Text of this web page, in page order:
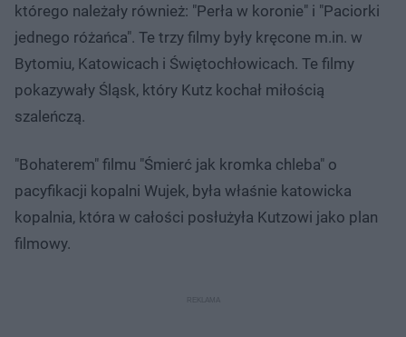
którego należały również: "Perła w koronie" i "Paciorki
jednego różańca". Te trzy filmy były kręcone m.in. w
Bytomiu, Katowicach i Świętochłowicach. Te filmy
pokazywały Śląsk, który Kutz kochał miłością
szaleńczą.
"Bohaterem" filmu "Śmierć jak kromka chleba" o
pacyfikacji kopalni Wujek, była właśnie katowicka
kopalnia, która w całości posłużyła Kutzowi jako plan
filmowy.